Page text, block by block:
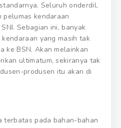
Seluruh onderdil,
pelumas kendaraan
Sebagian ini, banyak
yang masih tak
ke BSN. Akan melainkan
ultimatum, sekiranya tak
produsen itu akan di
terbatas pada bahan-bahan